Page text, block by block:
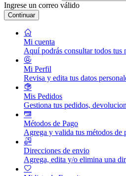
Ingrese un correo válido
Continuar
Mi cuenta
Aquí podrás consultar todos tus
Mi Perfil
Revisa y edita tus datos
Mis Pedidos
Gestiona tus pedidos,
Métodos de Pago
Agrega y valida tus métodos de
Direcciones de envio
Agrega, edita y/o elimina una